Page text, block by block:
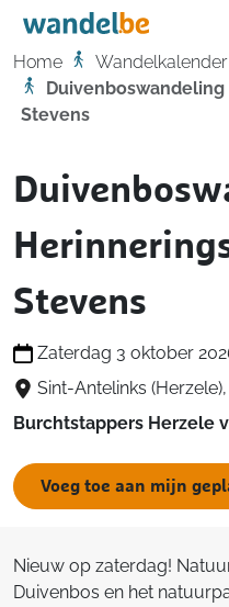
Home
Home
Wandelkalender
Stevens
Stevens
Zaterdag 3 oktober
Sint-Antelinks
Burchtstappers Herzele
Voeg toe aan mijn
Nieuw op zaterdag!
Duivenbos en het